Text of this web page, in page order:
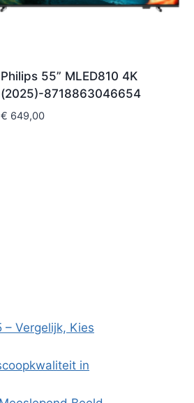
Philips 55” MLED810 4K
(2025)-8718863046654
€ 649,00
– Vergelijk, Kies
in